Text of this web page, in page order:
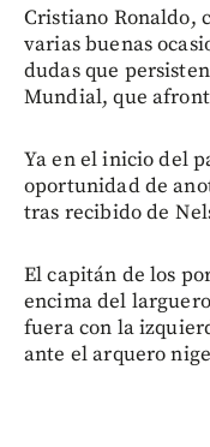
Cristiano Ronaldo,
varias buenas
dudas que
Mundial, que
Ya en el inicio del
oportunidad de
tras recibido de
El capitán de los
encima del
fuera con la
ante el arquero